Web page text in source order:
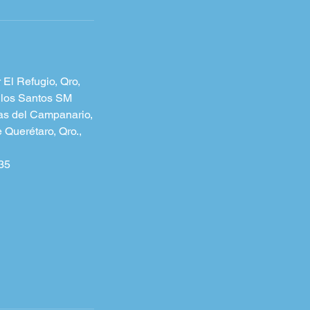
Refugio, Qro,
Santos SM
del Campanario,
Qro.,